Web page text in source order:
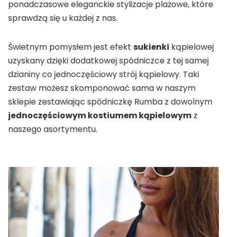
ponadczasowe eleganckie stylizacje plażowe, które
sprawdzą się u każdej z nas.
Świetnym pomysłem jest efekt sukienki kąpielowej
uzyskany dzięki dodatkowej spódniczce z tej samej
dzianiny co jednoczęściowy strój kąpielowy. Taki
zestaw możesz skomponować sama w naszym
sklepie zestawiając spódniczkę Rumba z dowolnym
jednoczęściowym kostiumem kąpielowym z
naszego asortymentu.